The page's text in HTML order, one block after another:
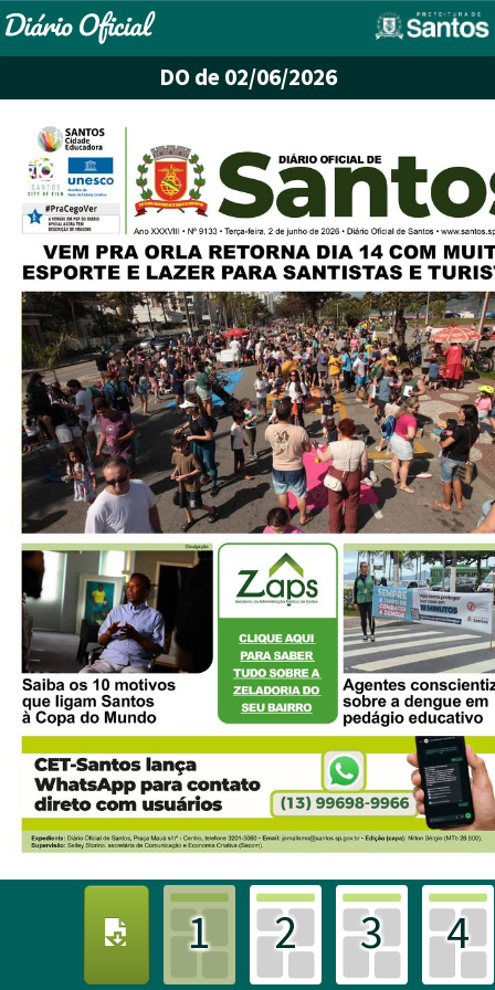
DOde 02/06/2026
1 2 3 4